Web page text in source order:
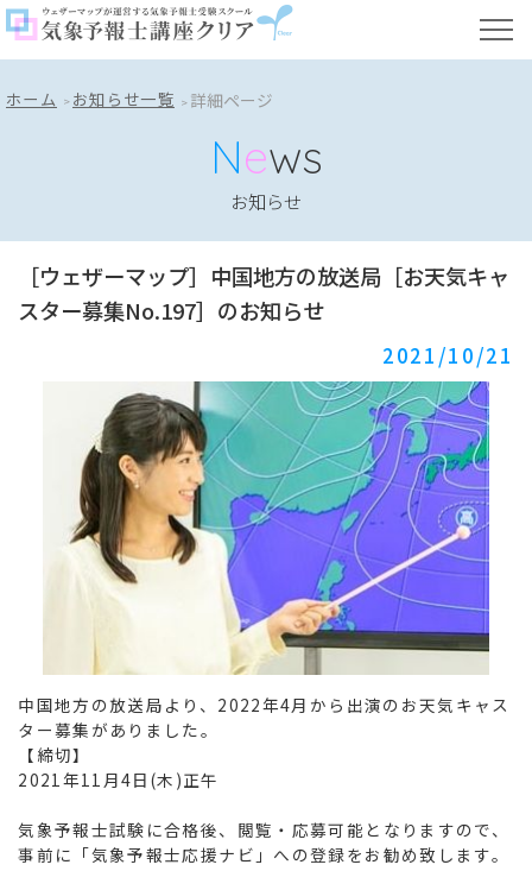
ホーム お知らせ一覧 詳細ページ
News
お知らせ
［ウェザーマップ］中国地方の放送局［お天気キャ
スター募集No.197］のお知らせ
2021/10/21
中国地方の放送局より、2022年4月から出演のお天気キャス
ター募集がありました。
【締切】
2021年11月4日(木)正午
気象予報士試験に合格後、閲覧・応募可能となりますので、
事前に「気象予報士応援ナビ」への登録をお勧め致します。